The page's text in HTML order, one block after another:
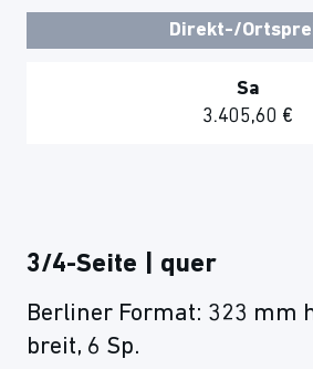
Direkt-/
Sa
3.405,60 €
3/4-Seite | quer
Berliner Format: 323 mm
breit, 6 Sp.